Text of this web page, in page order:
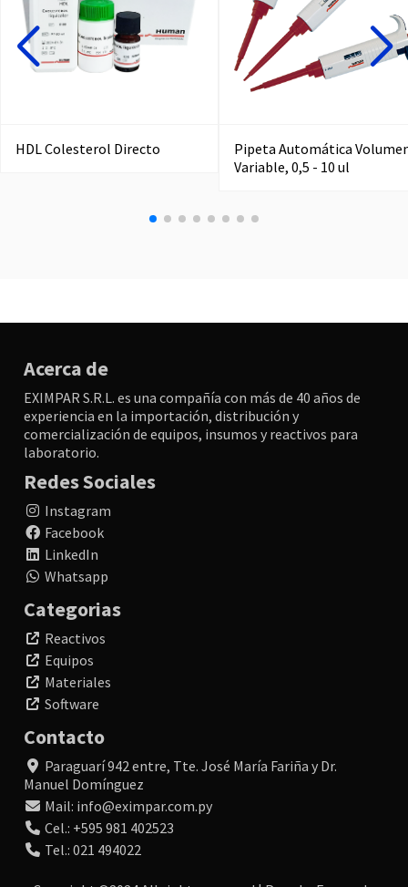
HDL Colesterol Directo
Pipeta Automática
Variable, 0,5 - 10 ul
Acerca de
EXIMPAR S.R.L. es una compañía con más de 40 años de
experiencia en la importación, distribución y
comercialización de equipos, insumos y reactivos para
laboratorio.
Redes Sociales
Instagram
Facebook
LinkedIn
Whatsapp
Categorias
Reactivos
Equipos
Materiales
Software
Contacto
Paraguarí 942 entre, Tte. José María Fariña y Dr.
Manuel Domínguez
Mail: info@eximpar.com.py
Cel.: +595 981 402523
Tel.: 021 494022